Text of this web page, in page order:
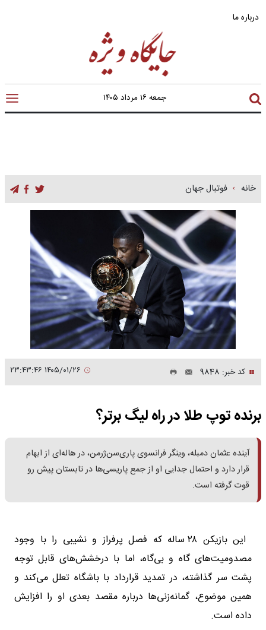
درباره ما
جمعه ۱۶ مرداد ۱۴۰۵
خانه فوتبال جهان
کد خبر: 9848
برنده توپ طلا در راه لیگ برتر؟
آینده عثمان دمبله، وینگر فرانسوی پاری‌سن‌ژرمن، در هاله‌ای از ابهام
قرار دارد و احتمال جدایی او از جمع پاریسی‌ها در تابستان پیش رو
قوت گرفته است.
این بازیکن ۲۸ ساله که فصل پرفراز و نشیبی را با وجود
مصدومیت‌های گاه و بی‌گاه، اما با درخشش‌های قابل توجه
پشت سر گذاشته، در تمدید قرارداد با باشگاه تعلل می‌کند و
همین موضوع، گمانه‌زنی‌ها درباره مقصد بعدی او را افزایش
داده است.